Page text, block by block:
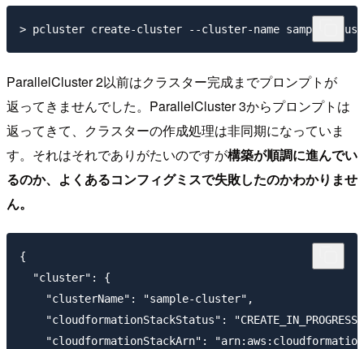
ParallelCluster 2以前はクラスター完成までプロンプトが
返ってきませんでした。ParallelCluster 3からプロンプトは
返ってきて、クラスターの作成処理は非同期になっていま
す。それはそれでありがたいのですが構築が順調に進んでい
るのか、よくあるコンフィグミスで失敗したのかわかりませ
ん。
{
  "cluster": {
    "clusterName": "sample-cluster",
"cloudformationStackStatus":
"cloudformationStackArn":